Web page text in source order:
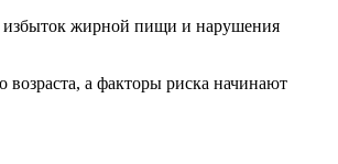
избыток жирной пищи и нарушения
возраста, а факторы риска начинают